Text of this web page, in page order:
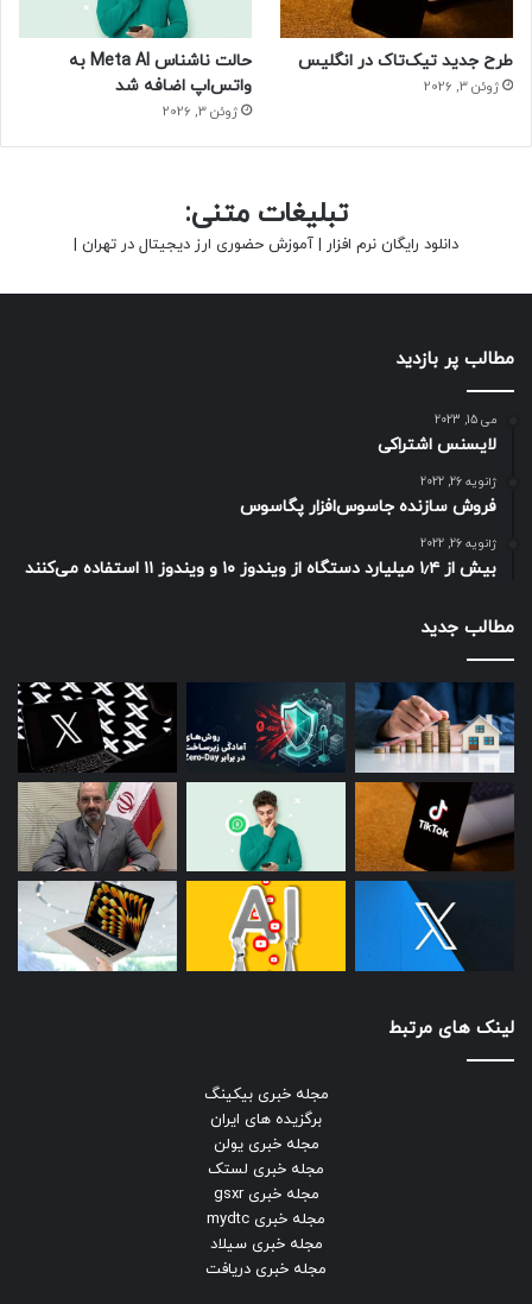
طرح جدید تیک‌تاک در انگلیس
ژوئن 3, 2026
حالت ناشناس Meta AI به
واتس‌اپ اضافه شد
ژوئن 3, 2026
تبلیغات متنی:
دانلود رایگان نرم افزار | آموزش حضوری ارز دیجیتال در تهران |
مطالب پر بازدید
می 15, 2023
لایسنس اشتراکی
ژانویه 26, 2022
فروش سازنده جاسوس‌افزار پگاسوس
ژانویه 26, 2022
بیش از ۱٫۴ میلیارد دستگاه از ویندوز ۱۰ و ویندوز ۱۱ استفاده می‌کنند
مطالب جدید
لینک های مرتبط
مجله خبری بیکینگ
برگزیده های ایران
مجله خبری یولن
مجله خبری لستک
مجله خبری gsxr
مجله خبری mydtc
مجله خبری سیلاد
مجله خبری دریافت